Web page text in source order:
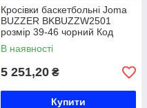
Кросівки баскетбольні Joma
BUZZER BKBUZZW2501
розмір 39-46 чорний Код
BKBUZZW2501
В наявності
5 251,20 ₴
Купити